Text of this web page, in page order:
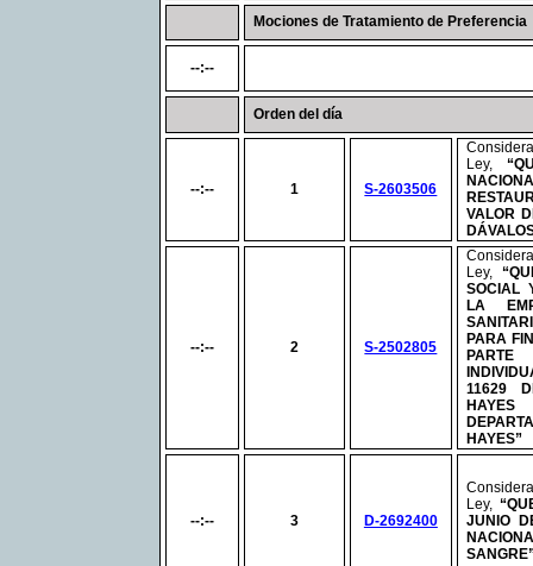
Mociones de Tratamiento de Preferencia
--:--
Orden del día
--:-- 1 S-2603506
Ley,
VALOR
--:-- 2 S-2502805
Ley,
SOCIAL
LA
PARA
11629
HAYES”
--:-- 3 D-2692400
Ley,
JUNIO